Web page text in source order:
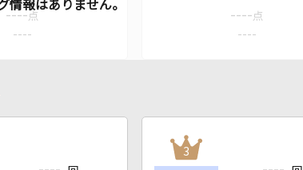
---- 点
----
---- 点
----
3